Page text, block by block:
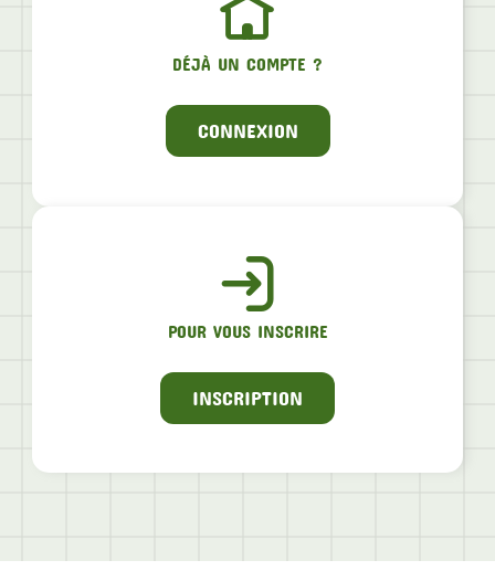
DÉJÀ UN COMPTE ?
CONNEXION
POUR VOUS INSCRIRE
INSCRIPTION